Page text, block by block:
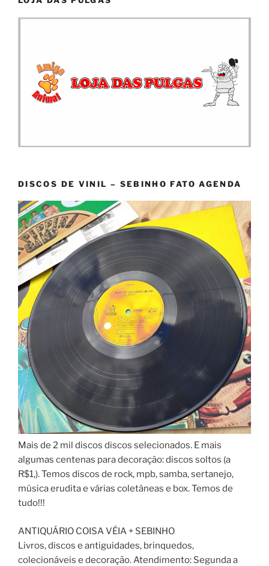
DISCOS DE VINIL – SEBINHO FATO AGENDA
Mais de 2 mil discos discos selecionados. E mais
algumas centenas para decoração: discos soltos (a
R$1,). Temos discos de rock, mpb, samba, sertanejo,
música erudita e várias coletâneas e box. Temos de
tudo!!!
ANTIQUÁRIO COISA VÉIA + SEBINHO
Livros, discos e antiguidades, brinquedos,
colecionáveis e decoração. Atendimento: Segunda a